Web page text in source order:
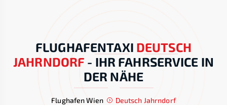
FLUGHAFENTAXI DEUTSCH
JAHRNDORF - IHR FAHRSERVICE IN
DER NÄHE
Flughafen Wien Deutsch Jahrndorf